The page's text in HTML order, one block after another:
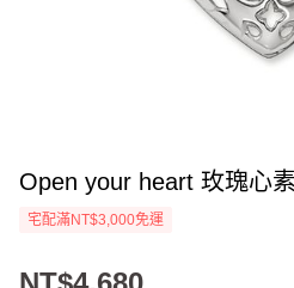
Open your heart 玫瑰心
宅配滿NT$3,000免運